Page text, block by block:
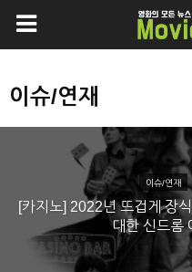
이슈/연재
제76회 칸영화제 초
니
이슈/연재
[카지노] 2022년 뜨겁게 장
대한 신드롬